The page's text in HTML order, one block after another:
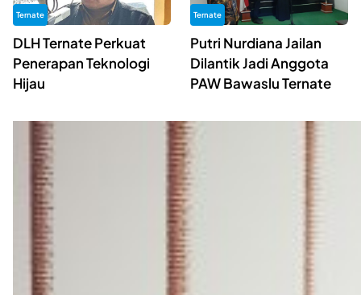
Ternate
DLH Ternate Perkuat
Penerapan Teknologi
Hijau
Ternate
Putri Nurdiana Jailan
Dilantik Jadi Anggota
PAW Bawaslu Ternate